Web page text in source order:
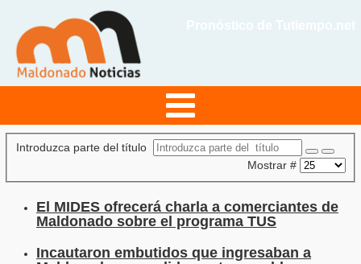
Introduzca parte del título
Mostrar #
El MIDES ofrecerá charla a comerciantes de
Maldonado sobre el programa TUS
Incautaron embutidos que ingresaban a